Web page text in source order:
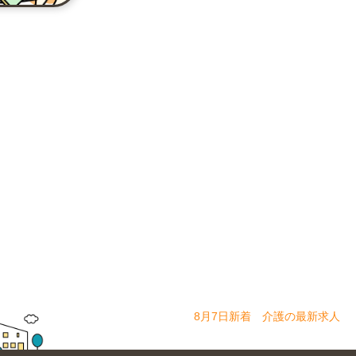
8月7日新着 介護の最新求人